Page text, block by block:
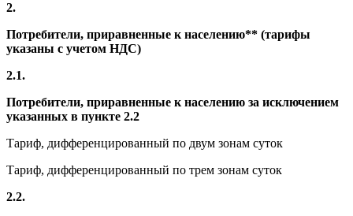
2.
Потребители, приравненные к населению** (тарифы
указаны с учетом НДС)
2.1.
Потребители, приравненные к населению за исключением
указанных в пункте 2.2
Тариф, дифференцированный по двум зонам суток
Тариф, дифференцированный по трем зонам суток
2.2.